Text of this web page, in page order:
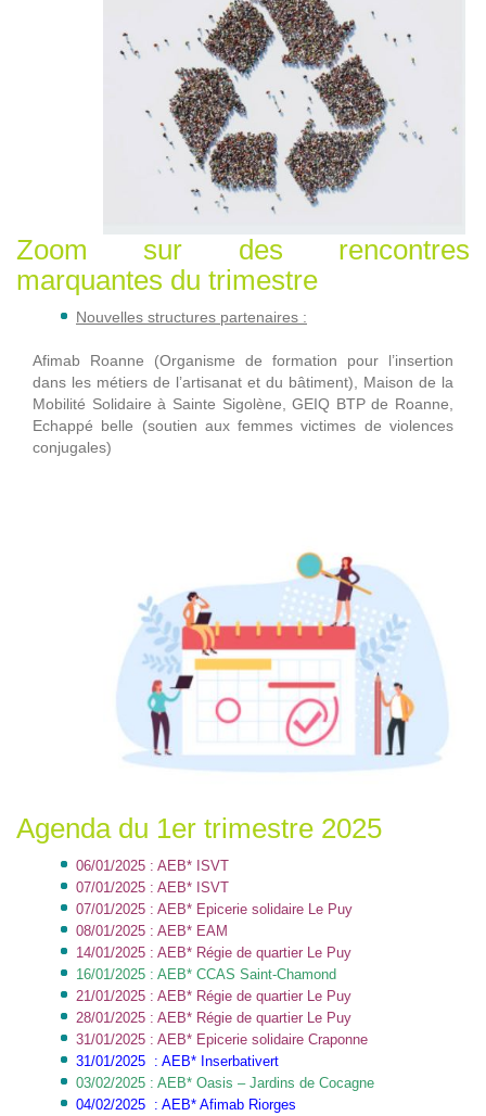
Zoom sur des rencontres
marquantes du trimestre
Nouvelles structures partenaires :
Afimab Roanne (Organisme de formation pour l’insertion
dans les métiers de l’artisanat et du bâtiment), Maison de la
Mobilité Solidaire à Sainte Sigolène, GEIQ BTP de Roanne,
Echappé belle (soutien aux femmes victimes de violences
conjugales)
Agenda du 1er trimestre 2025
06/01/2025 : AEB* ISVT
07/01/2025 : AEB* ISVT
07/01/2025 : AEB* Epicerie solidaire Le Puy
08/01/2025 : AEB* EAM
14/01/2025 : AEB* Régie de quartier Le Puy
16/01/2025 : AEB* CCAS Saint-Chamond
21/01/2025 : AEB* Régie de quartier Le Puy
28/01/2025 : AEB* Régie de quartier Le Puy
31/01/2025 : AEB* Epicerie solidaire Craponne
31/01/2025 : AEB* Inserbativert
03/02/2025 : AEB* Oasis – Jardins de Cocagne
04/02/2025 : AEB* Afimab Riorges